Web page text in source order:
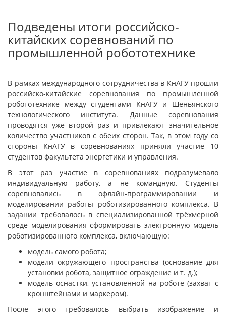
Подведены итоги российско-
китайских соревнований по
промышленной робототехнике
В рамках международного сотрудничества в КнАГУ прошли
российско-китайские соревнования по промышленной
робототехнике между студентами КнАГУ и Шеньянского
технологического института. Данные соревнования
проводятся уже второй раз и привлекают значительное
количество участников с обеих сторон. Так, в этом году со
стороны КнАГУ в соревнованиях приняли участие 10
студентов факультета энергетики и управления.
В этот раз участие в соревнованиях подразумевало
индивидуальную работу, а не командную. Студенты
соревновались в офлайн-программировании и
моделировании работы роботизированного комплекса. В
задании требовалось в специализированной трёхмерной
среде моделирования сформировать электронную модель
роботизированного комплекса, включающую:
модель самого робота;
модели окружающего пространства (основание для
установки робота, защитное ограждение и т. д.);
модель оснастки, установленной на роботе (захват с
кронштейнами и маркером).
После этого требовалось выбрать изображение и